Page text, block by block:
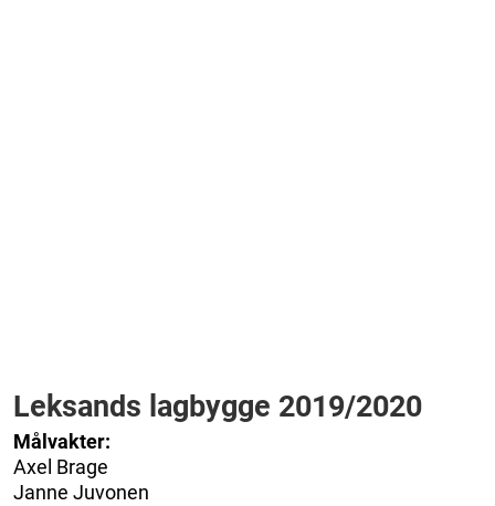
Leksands lagbygge 2019/2020
Målvakter:
Axel Brage
Janne Juvonen